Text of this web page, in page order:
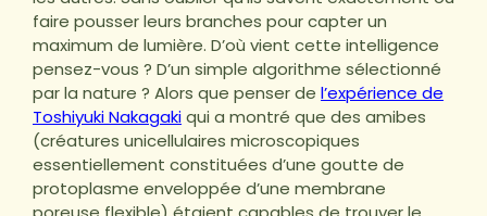
faire pousser leurs branches pour capter un
maximum de lumière. D’où vient cette intelligence
pensez-vous ? D’un simple algorithme sélectionné
par la nature ? Alors que penser de l’expérience de
Toshiyuki Nakagakiqui a montré que des amibes
(créatures unicellulaires microscopiques
essentiellement constituées d’une goutte de
protoplasme enveloppée d’une membrane